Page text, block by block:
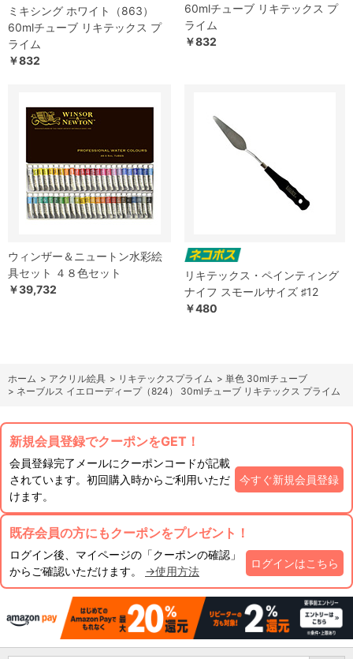
ミキシング ホワイト（863）
60mlチューブ リキテックス プ
ライム
￥832
60mlチューブ リキテックス プ
ライム
￥832
ウィンザー＆ニュートン水彩絵
具セット ４８色セット
￥39,732
リキテックス・ペインティング
ナイフ スモールサイズ ♯12
￥480
ホーム > アクリル絵具 > リキテックスプライム > 単色 30mlチューブ
> ネーブルス イエローディープ（824） 30mlチューブ リキテックス プライム
新規会員登録でクーポンをGET！
会員登録完了メールにクーポンコードが記載
されています。初回購入時からご利用いただ
けます。
今すぐ新規会員登録
既存会員の方にもクーポンをプレゼント！
ログイン後、マイページの「クーポンの確認」
からご確認いただけます。 →使用方法
ログインはこちら